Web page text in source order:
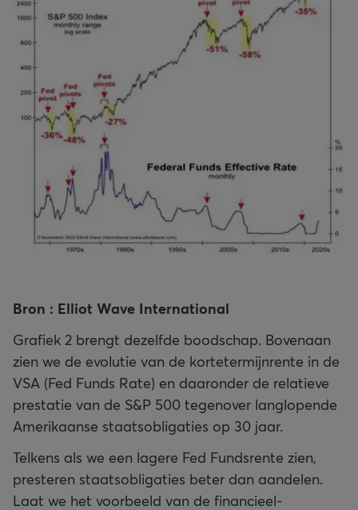
Bron : Elliot Wave International
Grafiek 2 brengt dezelfde boodschap. Bovenaan
zien we de evolutie van de kortetermijnrente in de
VSA (Fed Funds Rate) en daaronder de relatieve
prestatie van de S&P 500 tegenover langlopende
Amerikaanse staatsobligaties op 30 jaar.
Telkens als we een lagere Fed Fundsrente zien,
presteren staatsobligaties beter dan aandelen.
Laat we het voorbeeld van de financieel-